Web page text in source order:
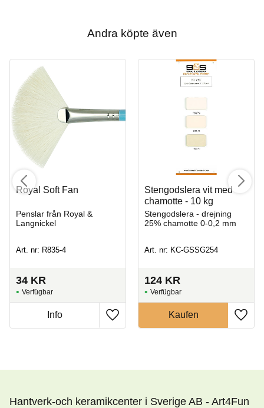
Andra köpte även
Royal Soft Fan
Penslar från Royal &
Langnickel
Art. nr: R835-4
34 KR
Stengodslera vit med
chamotte - 10 kg
Stengodslera - drejning
25% chamotte 0-0,2 mm
Art. nr: KC-GSSG254
124 KR
Hantverk-och keramikcenter i Sverige AB - Art4Fun